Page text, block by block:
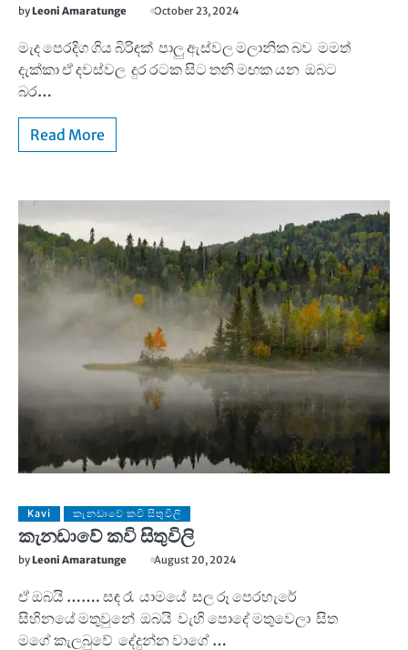
by Leoni Amaratunge October 23, 2024
මැද පෙරදිග ගිය බිරිඳක් පාලු ඇස්වල මලානික බව මමත්
දැක්කා ඒ දවස්වල දුර රටක සිට තනි මඟක යන ඔබට
බර…
Read More
Kavi කැනඩාවේ කවි සිතුවිලි
කැනඩාවේ කවි සිතුවිලි
by Leoni Amaratunge August 20, 2024
ඒ ඔබයි ……. සඳ රෑ යාමයේ සල රූ පෙරහැරේ
සිහිනයේ මතුවුනේ ඔබයි වැහි පොදේ මතුවෙලා සිත
මගේ කැලබුවේ දේදුන්න වාගේ …